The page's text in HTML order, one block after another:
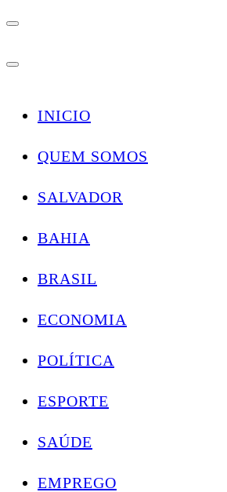
INICIO
QUEM SOMOS
SALVADOR
BAHIA
BRASIL
ECONOMIA
POLÍTICA
ESPORTE
SAÚDE
EMPREGO